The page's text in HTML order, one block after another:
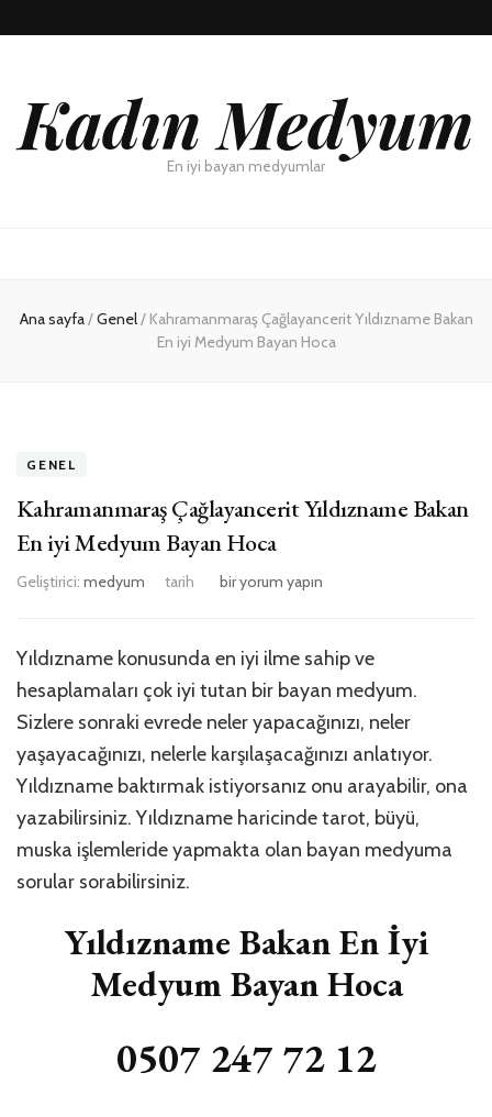
Kadın Medyum
En iyi bayan medyumlar
Ana sayfa/Genel/ Kahramanmaraş Çağlayancerit Yıldızname Bakan
En iyi Medyum Bayan Hoca
GENEL
Kahramanmaraş Çağlayancerit Yıldızname Bakan
En iyi Medyum Bayan Hoca
Geliştirici: medyum tarih
Kahramanmaraş
Bakan
iyi
Medyum
Bayan
Hoca
için
bir yorum yapın
Yıldızname konusunda en iyi ilme sahip ve
hesaplamaları çok iyi tutan bir bayan medyum.
Sizlere sonraki evrede neler yapacağınızı, neler
yaşayacağınızı, nelerle karşılaşacağınızı anlatıyor.
Yıldızname baktırmak istiyorsanız onu arayabilir, ona
yazabilirsiniz. Yıldızname haricinde tarot, büyü,
muska işlemleride yapmakta olan bayan medyuma
sorular sorabilirsiniz.
Yıldızname Bakan En İyi
Medyum Bayan Hoca
0507 247 72 12